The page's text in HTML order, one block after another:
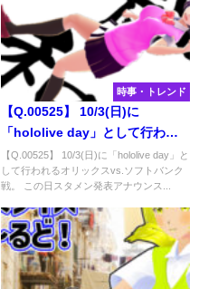
時事・トレンド
【Q.00525】 10/3(日)に
「hololive day」として行われ
るオリックスvs.ソフトバンク
戦。 この日スタメン発表アナウ
ンスに挑戦する最初のホロライ
ブタレントは？
【Q.00525】 10/3(日)に「hololive day」と
して行われるオリックスvs.ソフトバンク
戦。 この日スタメン発表アナウンス...